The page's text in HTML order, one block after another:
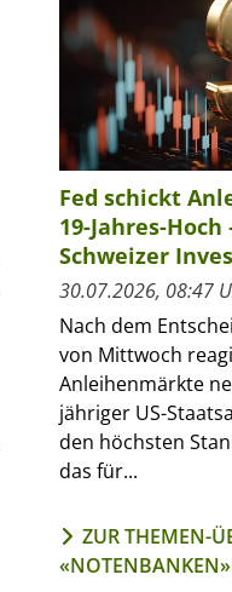
Fed schickt
19-Jahres-
Schweizer
30.07.2026, 08:47
Nach dem
von Mittwoch
Anleihenmärkte
jähriger US-
den höchsten
das für...
ZUR THEMEN-
«NOTENBANKEN»